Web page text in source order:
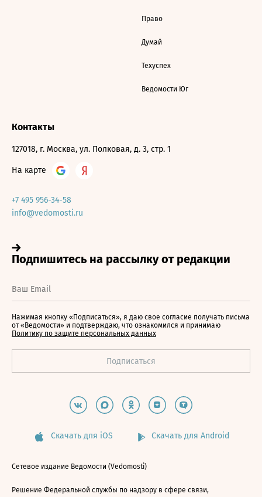
Право
Думай
Техуспех
Ведомости Юг
Контакты
127018, г. Москва, ул. Полковая, д. 3, стр. 1
На карте
+7 495 956-34-58
info@vedomosti.ru
Нажимая кнопку «Подписаться», я даю свое согласие получать письма
от «Ведомости» и подтверждаю, что ознакомился и принимаю
Политику по защите персональных данных
Скачать для iOS Скачать для Android
Сетевое издание Ведомости (Vedomosti)
Решение Федеральной службы по надзору в сфере связи,